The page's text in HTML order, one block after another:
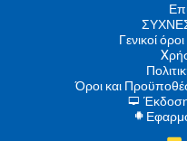
Γενικοί
Όροι και
d Έκδοση
A